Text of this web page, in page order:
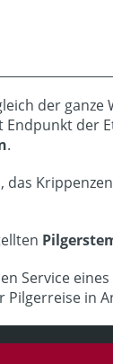
der ganze
Endpunkt der
.
Service
in